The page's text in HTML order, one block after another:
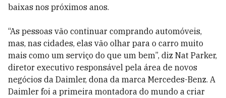
baixas nos próximos anos.
“As pessoas vão continuar comprando automóveis,
mas, nas cidades, elas vão olhar para o carro muito
mais como um serviço do que um bem”, diz Nat Parker,
diretor executivo responsável pela área de novos
negócios da Daimler, dona da marca Mercedes-Benz. A
Daimler foi a primeira montadora do mundo a criar